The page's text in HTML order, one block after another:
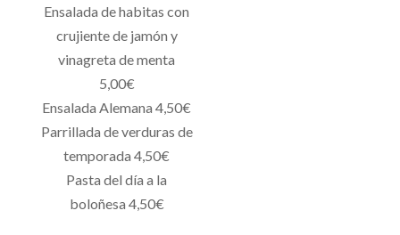
Ensalada de habitas con
crujiente de jamón y
vinagreta de menta
5,00€
Ensalada Alemana 4,50€
Parrillada de verduras de
temporada 4,50€
Pasta del día a la
boloñesa 4,50€